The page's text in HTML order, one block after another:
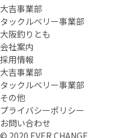
大吉事業部
タックルベリー事業部
大阪釣りとも
会社案内
採用情報
大吉事業部
タックルベリー事業部
その他
プライバシーポリシー
お問い合わせ
© 2020 EVER CHANGE